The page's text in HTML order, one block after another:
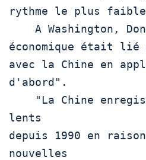
rythme le plus faible
économique était lié
avec la Chine en
d'abord".
lents
depuis 1990 en
nouvelles